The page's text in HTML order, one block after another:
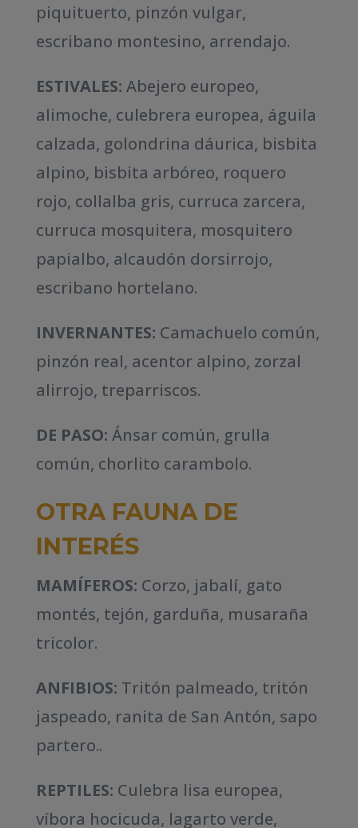
piquituerto, pinzón vulgar,
escribano montesino, arrendajo.
ESTIVALES: Abejero europeo,
alimoche, culebrera europea, águila
calzada, golondrina dáurica, bisbita
alpino, bisbita arbóreo, roquero
rojo, collalba gris, curruca zarcera,
curruca mosquitera, mosquitero
papialbo, alcaudón dorsirrojo,
escribano hortelano.
INVERNANTES: Camachuelo común,
pinzón real, acentor alpino, zorzal
alirrojo, treparriscos.
DE PASO: Ánsar común, grulla
común, chorlito carambolo.
OTRA FAUNA DE
INTERÉS
MAMÍFEROS: Corzo, jabalí, gato
montés, tejón, garduña, musaraña
tricolor.
ANFIBIOS: Tritón palmeado, tritón
jaspeado, ranita de San Antón, sapo
partero..
REPTILES: Culebra lisa europea,
víbora hocicuda, lagarto verde,